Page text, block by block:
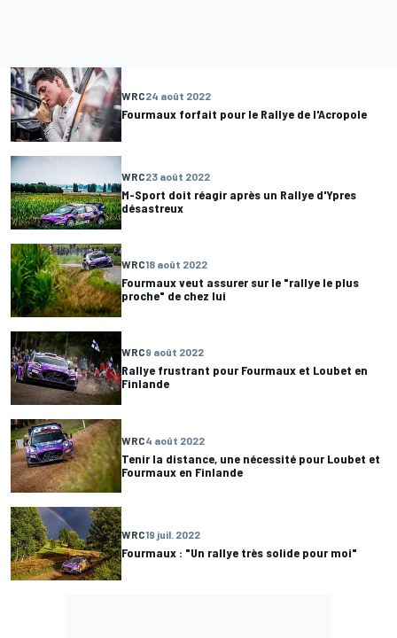
WRC24 août 2022
Fourmaux forfait pour le Rallye de l'Acropole
WRC23 août 2022
M-Sport doit réagir après un Rallye d'Ypres
désastreux
WRC18 août 2022
Fourmaux veut assurer sur le "rallye le plus
proche" de chez lui
WRC9 août 2022
Rallye frustrant pour Fourmaux et Loubet en
Finlande
WRC4 août 2022
Tenir la distance, une nécessité pour Loubet et
Fourmaux en Finlande
WRC19 juil. 2022
Fourmaux : "Un rallye très solide pour moi"